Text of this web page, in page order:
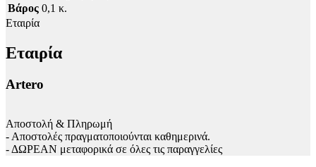
Βάρος 0,1 κ.
Εταιρία
Εταιρία
Artero
Αποστολή & Πληρωμή
- Αποστολές πραγματοποιούνται καθημερινά.
- ΔΩΡΕΑΝ μεταφορικά σε όλες τις παραγγελίες